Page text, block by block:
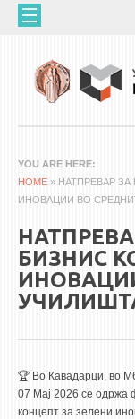
Skip to main content
ABOUT US
60 YEARS MF
ORGANIZATION
APPLIED
DOCUMENTS
PHONE BOOK
PROFESSORS
ASSOCIATE
YOU ARE HERE
HOME » НАТПРЕВАР
ИНОВАЦИИ ВО
БИЗНИС
🏆 Во Кавадарци, во
07 Мај 2026 се одржа
концепт за зелени